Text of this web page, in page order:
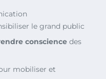
le grand public
conscience des
mobiliser et